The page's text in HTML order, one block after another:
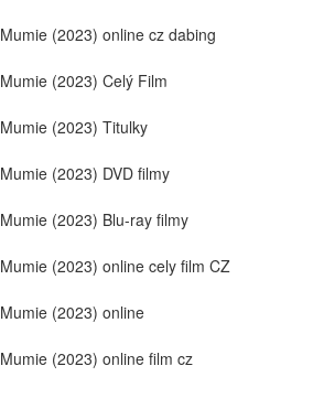
Mumie (2023) online cz dabing
Mumie (2023) Celý Film
Mumie (2023) Titulky
Mumie (2023) DVD filmy
Mumie (2023) Blu-ray filmy
Mumie (2023) online cely film CZ
Mumie (2023) online
Mumie (2023) online film cz